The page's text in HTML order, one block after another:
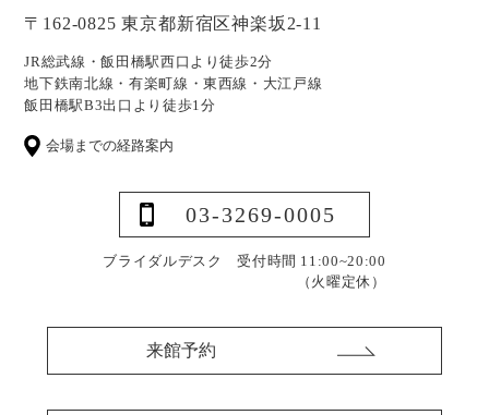
〒162-0825 東京都新宿区神楽坂2-11
JR総武線・飯田橋駅西口より徒歩2分
地下鉄南北線・有楽町線・東西線・大江戸線
飯田橋駅B3出口より徒歩1分
会場までの経路案内
03-3269-0005
ブライダルデスク 受付時間 11:00~20:00
（火曜定休）
来館予約